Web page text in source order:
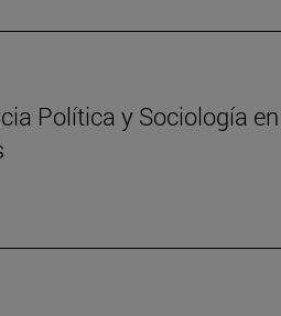
Política y Sociología